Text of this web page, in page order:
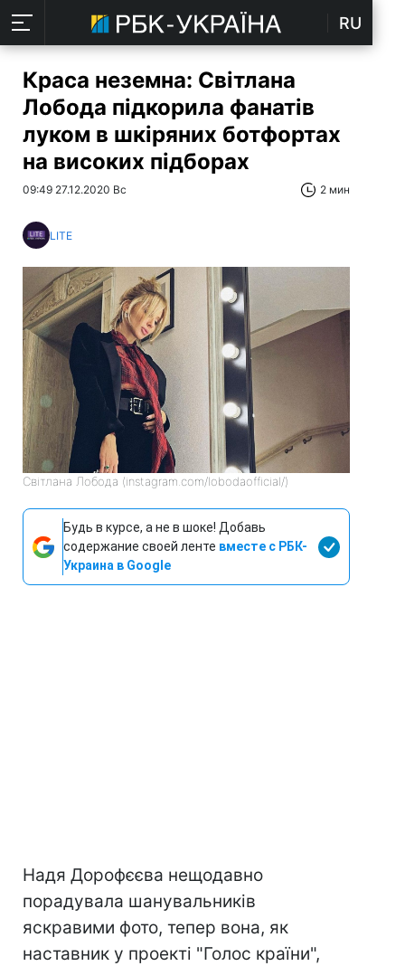
RU
Краса неземна: Світлана
Лобода підкорила фанатів
луком в шкіряних ботфортах
на високих підборах
09:49 27.12.2020 Вс 2 мин
LITE
Світлана Лобода (instagram.com/lobodaofficial/)
Будь в курсе, а не в шоке! Добавь
содержание своей ленте вместе с РБК-
Украина в Google
Надя Дорофєєва нещодавно
порадувала шанувальників
яскравими фото, тепер вона, як
наставник у проекті "Голос країни",